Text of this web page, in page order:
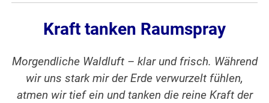
Kraft tanken Raumspray
Morgendliche Waldluft – klar und frisch. Während
wir uns stark mir der Erde verwurzelt fühlen,
atmen wir tief ein und tanken die reine Kraft der